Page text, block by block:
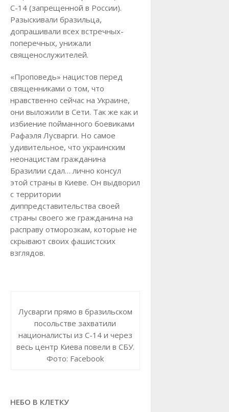
С-14 (запрещенной в России).
Разыскивали бразильца,
допрашивали всех встречных-
поперечных, унижали
священослужителей.
«Проповедь» нацистов перед
священниками о том, что
нравственно сейчас на Украине,
они выложили в Сети. Так же как и
избиение пойманного боевиками
Рафаэля Лусварги. Но самое
удивительное, что украинским
неонацистам гражданина
Бразилии сдал… лично консул
этой страны в Киеве. Он выдворил
с территории
диппредставительства своей
страны своего же гражданина на
расправу отморозкам, которые не
скрывают своих фашистских
взглядов.
Лусварги прямо в бразильском
посольстве захватили
националисты из С-14 и через
весь центр Киева повели в СБУ.
Фото: Facebook
НЕБО В КЛЕТКУ